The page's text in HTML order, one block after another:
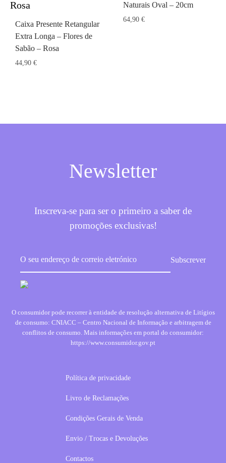
Caixa Presente Retangular
Extra Longa – Flores de
Sabão – Rosa
44,90 €
Naturais Oval – 20cm
64,90 €
Newsletter
Inscreva-se para ser o primeiro a saber de
promoções exclusivas!
O consumidor pode recorrer à entidade de resolução alternativa de Litígios
de consumo: CNIACC – Centro Nacional de Informação e arbitragem de
conflitos de consumo. Mais informações em portal do consumidor:
https://www.consumidor.gov.pt
Política de privacidade
Livro de Reclamações
Condições Gerais de Venda
Envio / Trocas e Devoluções
Contactos